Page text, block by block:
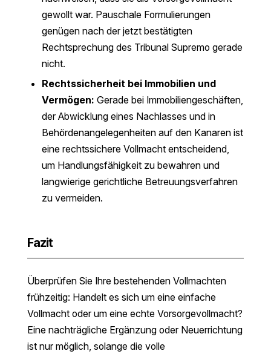
gewollt war. Pauschale Formulierungen
genügen nach der jetzt bestätigten
Rechtsprechung des Tribunal Supremo gerade
nicht.
Rechtssicherheit bei Immobilien und
Vermögen: Gerade bei Immobiliengeschäften,
der Abwicklung eines Nachlasses und in
Behördenangelegenheiten auf den Kanaren ist
eine rechtssichere Vollmacht entscheidend,
um Handlungsfähigkeit zu bewahren und
langwierige gerichtliche Betreuungsverfahren
zu vermeiden.
Fazit
Überprüfen Sie Ihre bestehenden Vollmachten
frühzeitig: Handelt es sich um eine einfache
Vollmacht oder um eine echte Vorsorgevollmacht?
Eine nachträgliche Ergänzung oder Neuerrichtung
ist nur möglich, solange die volle